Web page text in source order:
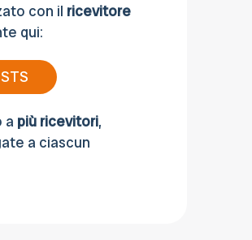
con il ricevitore
qui:
a più ricevitori,
a ciascun